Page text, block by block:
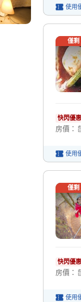
使用
僅剩
快閃優
房價：
使用
僅剩
快閃優
房價：
使用